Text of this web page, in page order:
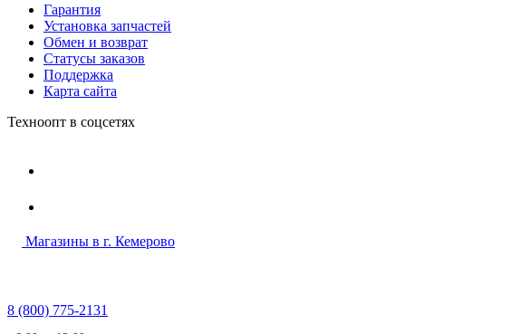
Гарантия
Установка запчастей
Обмен и возврат
Статусы заказов
Поддержка
Карта сайта
Техноопт в соцсетях
Магазины в г. Кемерово
8 (800) 775-2131